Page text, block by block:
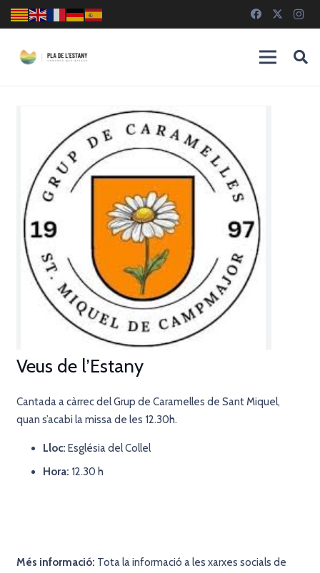
Veus de l’Estany
Cantada a càrrec del Grup de Caramelles de Sant Miquel,
quan s’acabi la missa de les 12.30h.
Lloc: Església del Collel
Hora: 12.30 h
Més informació: Tota la informació a les xarxes socials de